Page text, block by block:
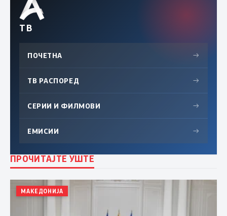
ТВ
ПОЧЕТНА →
ТВ РАСПОРЕД →
СЕРИИ И ФИЛМОВИ →
ЕМИСИИ →
ПРОЧИТАЈТЕ УШТЕ
МАКЕДОНИЈА